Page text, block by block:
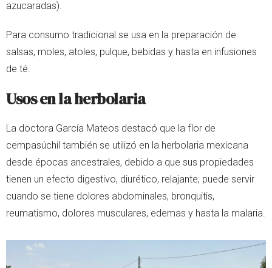
azucaradas).
Para consumo tradicional se usa en la preparación de
salsas, moles, atoles, pulque, bebidas y hasta en infusiones
de té.
Usos en la herbolaria
La doctora García Mateos destacó que la flor de
cempasúchil también se utilizó en la herbolaria mexicana
desde épocas ancestrales, debido a que sus propiedades
tienen un efecto digestivo, diurético, relajante; puede servir
cuando se tiene dolores abdominales, bronquitis,
reumatismo, dolores musculares, edemas y hasta la malaria.